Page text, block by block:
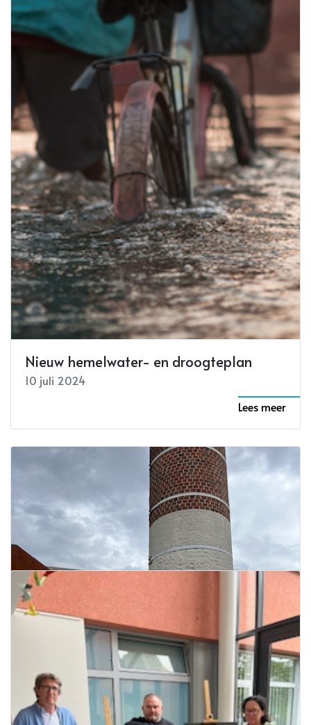
Gemeente Lichtervelde in beroep tegen
Ventilus
11 juli 2024
Lees meer
Nieuw hemelwater- en droogteplan
10 juli 2024
Lees meer